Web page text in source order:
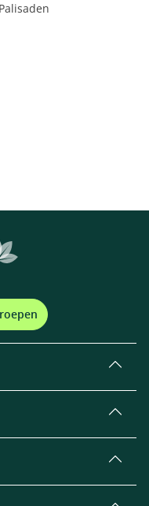
Palisaden